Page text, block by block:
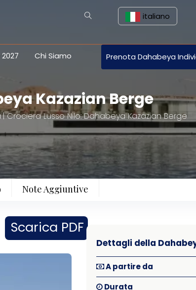
italiano
Chi Siamo Prenota Dahabeya
Kazazian Berge
Crociera Lusso Nilo: Dahabeya Kazazian Berge
Note Aggiuntive
Scarica PDF
Dettagli della
A partire da
Durata